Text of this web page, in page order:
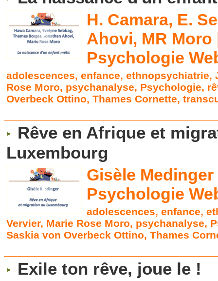
H. Camara, E.
Ahovi, MR Moro
Psychologie
adolescences,enfance,ethnopsychiatrie,
Rose Moro, psychanalyse, Psychologie,
Overbeck Ottino,Thames Cornette,
Rêve en Afrique et
Luxembourg
Gisèle Medinger
Psychologie
adolescences,enfance,
Vervier, Marie Rose Moro, psychanalyse,
Saskia von Overbeck Ottino,Thames
Exile ton rêve, joue le !